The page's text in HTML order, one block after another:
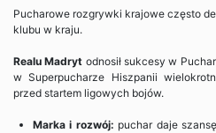
Pucharowe rozgrywki krajowe często
klubu w kraju.
Realu Madryt odnosił sukcesy w
w Superpucharze Hiszpanii
przed startem ligowych bojów.
Marka i rozwój: puchar daje